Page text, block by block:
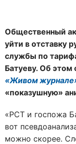
Общественный
уйти в отставку
службы по
Батуеву. Об этом
«Живом
«показушную»
«РСТ и госпожа
вот
можно скорее.